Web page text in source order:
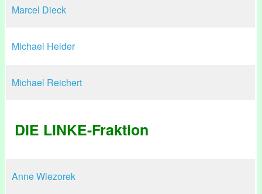
Marcel Dieck
Michael Heider
Michael Reichert
DIE LINKE-Fraktion
Anne Wiezorek